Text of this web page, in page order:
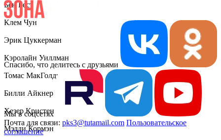
Бен Бест
Клем Чун
Эрик Цуккерман
Кэролайн Уиллман
Томас МакГолдрик
Билли Айкнер
Хезер Кристен
Мэдди Кормэн
Спасибо, что делитесь с друзьями
Мы в соцсетях
Почта для связи: pks3@tutamail.com Пользовательское
соглашение